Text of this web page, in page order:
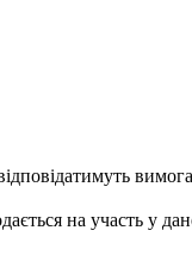
на участь у